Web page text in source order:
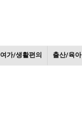
여가/생활편의 출산/육아